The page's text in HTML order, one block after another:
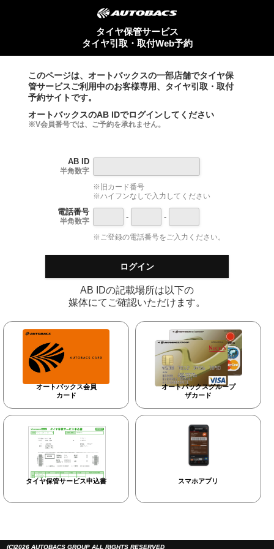
タイヤ保管サービス
タイヤ引取・取付Web予約
このページは、オートバックスの一部店舗でタイヤ保
管サービスご利用中のお客様専用、タイヤ引取・取付
予約サイトです。
オートバックスのAB IDでログインしてください
※V会員番号では、ご予約を承れません。
AB ID
半角数字
※旧カード番号
※ハイフンなしで入力してください
電話番号
半角数字 - -
※ご登録の電話番号をご入力ください。
ログイン
AB IDの記載場所は以下の
媒体にてご確認いただけます。
オートバックス会員
カード
オートバックスグループ
ザカード
タイヤ保管サービス申込書 スマホアプリ
(C)2026 AUTOBACS GROUP ALL RIGHTS RESERVED